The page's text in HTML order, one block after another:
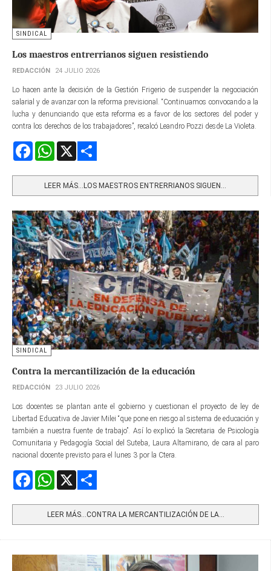
SINDICAL
Los maestros entrerrianos siguen resistiendo
REDACCIÓN 24 JULIO 2026
Lo hacen ante la decisión de la Gestión Frigerio de suspender la negociación
salarial y de avanzar con la reforma previsional. “Continuamos convocando a la
lucha y denunciando que esta reforma es a favor de los sectores del poder y
contra los derechos de los trabajadores”, recalcó Leandro Pozzi desde La Violeta.
FacebookWhatsApp
LEER MÁS…LOS MAESTROS ENTRERRIANOS SIGUEN...
SINDICAL
Contra la mercantilización de la educación
REDACCIÓN 23 JULIO 2026
Los docentes se plantan ante el gobierno y cuestionan el proyecto de ley de
Libertad Educativa de Javier Milei “que pone en riesgo al sistema de educación y
también a nuestra fuente de trabajo”. Así lo explicó la Secretaria de Psicología
Comunitaria y Pedagogía Social del Suteba, Laura Altamirano, de cara al paro
nacional docente previsto para el lunes 3 por la Ctera.
FacebookWhatsApp
LEER MÁS…CONTRA LA MERCANTILIZACIÓN DE LA...